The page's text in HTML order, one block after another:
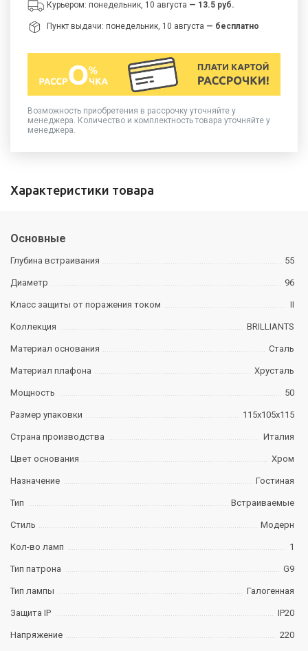
Курьером: понедельник, 10 августа — 13.5 руб.
Пункт выдачи: понедельник, 10 августа — бесплатно
Возможность приобретения в рассрочку уточняйте у
менеджера. Количество и комплектность товара уточняйте у
менеджера.
Характеристики товара
Основные
Глубина встраивания 55
Диаметр 96
Класс защиты от поражения током II
Коллекция BRILLIANTS
Материал основания Сталь
Материал плафона Хрусталь
Мощность 50
Размер упаковки 115х105х115
Страна производства Италия
Цвет основания Хром
Назначение Гостиная
Тип Встраиваемые
Стиль Модерн
Кол-во ламп 1
Тип патрона G9
Тип лампы Галогенная
Защита IP IP20
Напряжение 220